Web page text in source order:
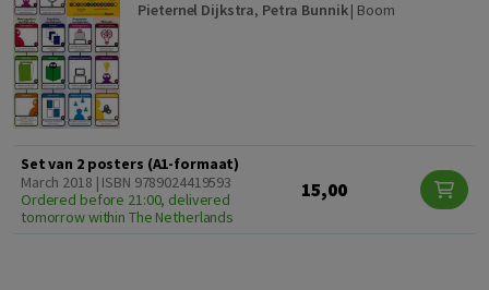
Pieternel Dijkstra, Petra Bunnik| Boom
Set van 2 posters (A1-formaat)
March 2018 | ISBN 9789024419593
Ordered before 21:00, delivered
tomorrow within The Netherlands
15,00